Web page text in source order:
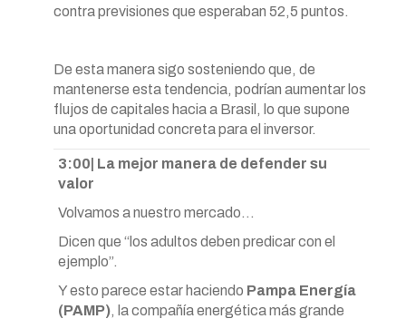
contra previsiones que esperaban 52,5 puntos.
De esta manera sigo sosteniendo que, de
mantenerse esta tendencia, podrían aumentar los
flujos de capitales hacia a Brasil, lo que supone
una oportunidad concreta para el inversor.
3:00| La mejor manera de defender su
valor
Volvamos a nuestro mercado…
Dicen que “los adultos deben predicar con el
ejemplo”.
Y esto parece estar haciendo Pampa Energía
(PAMP), la compañía energética más grande